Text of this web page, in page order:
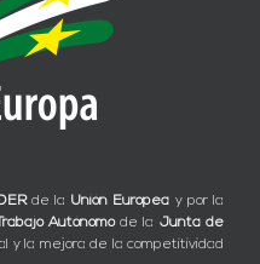
de la Unión Europea y por la
Autónomode la Junta de
y la mejora de la competitividad